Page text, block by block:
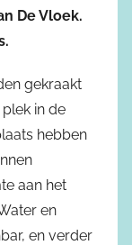
De Vloek.
gekraakt
in de
hebben
aan het
en
en verder